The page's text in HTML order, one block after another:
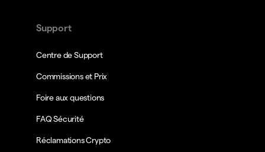
Support
Centre de Support
Commissions et Prix
Foire aux questions
FAQ Sécurité
Réclamations Crypto